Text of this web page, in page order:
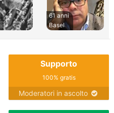
61 anni
Basel
Supporto
100% gratis
Moderatori in ascolto